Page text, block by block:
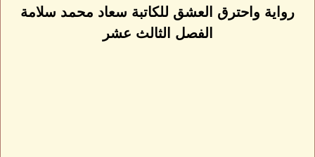
رواية واحترق العشق للكاتبة سعاد محمد سلامة
الفصل الثالث عشر